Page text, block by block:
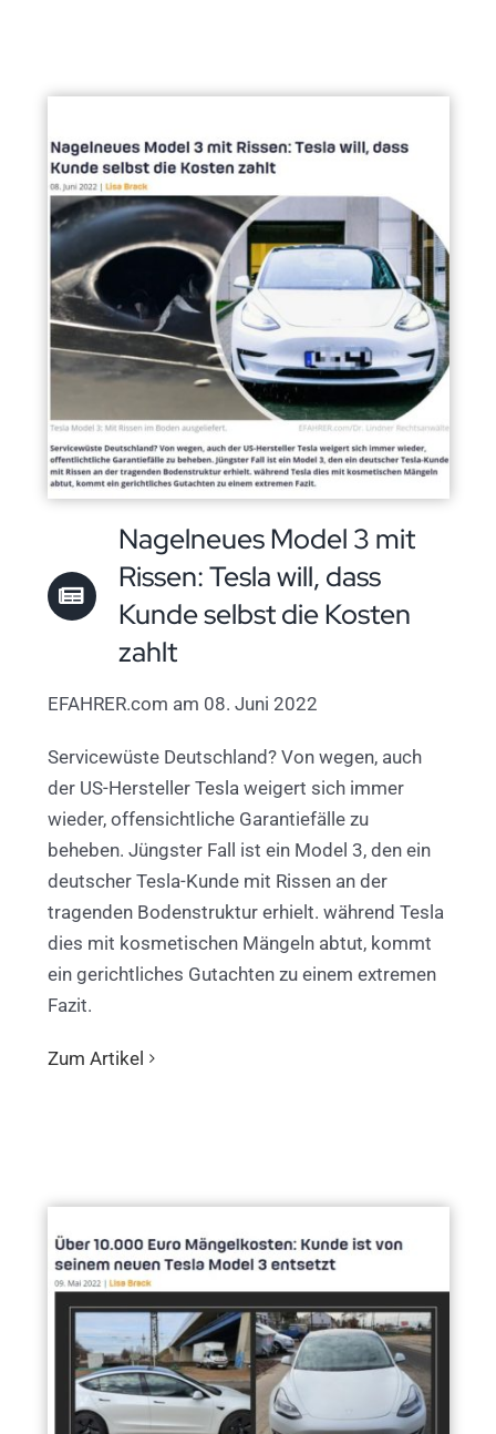
Nagelneues Model 3 mit
Rissen: Tesla will, dass
Kunde selbst die Kosten
zahlt
EFAHRER.com am 08. Juni 2022
Servicewüste Deutschland? Von wegen, auch
der US-Hersteller Tesla weigert sich immer
wieder, offensichtliche Garantiefälle zu
beheben. Jüngster Fall ist ein Model 3, den ein
deutscher Tesla-Kunde mit Rissen an der
tragenden Bodenstruktur erhielt. während Tesla
dies mit kosmetischen Mängeln abtut, kommt
ein gerichtliches Gutachten zu einem extremen
Fazit.
Zum Artikel